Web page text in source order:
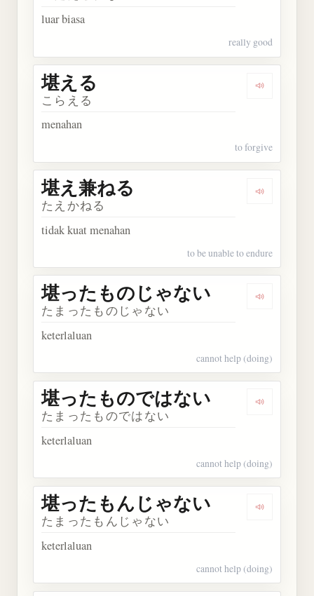
luar biasa
really good
Dengarkan
堪える
こらえる
menahan
to forgive
Dengarkan
堪え兼ねる
たえかねる
tidak kuat menahan
to be unable to endure
Dengarkan
堪ったものじゃない
たまったものじゃない
keterlaluan
cannot help (doing)
Dengarkan
堪ったものではない
たまったものではない
keterlaluan
cannot help (doing)
Dengarkan
堪ったもんじゃない
たまったもんじゃない
keterlaluan
cannot help (doing)